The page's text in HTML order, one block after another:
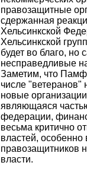
правозащитные
сдержанная
Хельсинкской
Хельсинкской
будет во благо, но
несправедливые
Заметим, что
числе
новые
являющаяся
федерации,
весьма критично
властей, особенно
правозащитников
власти.